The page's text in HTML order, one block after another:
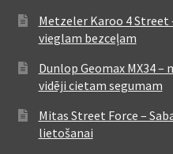
Metzeler Karoo 4
vieglam bezceļam
Dunlop Geomax MX34
vidēji cietam segumam
Mitas Street Force –
lietošanai